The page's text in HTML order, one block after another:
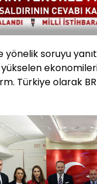
yönelik soruyu
yükselen
Türkiye olarak